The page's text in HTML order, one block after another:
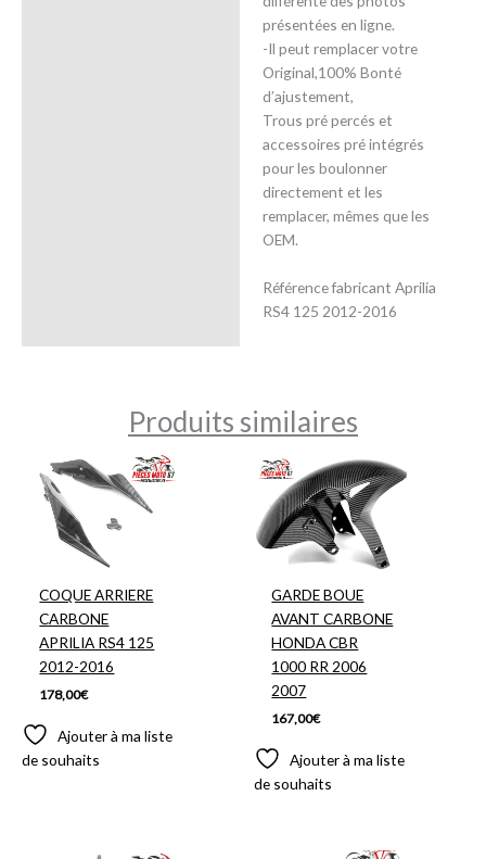
présentées en ligne.
-Il peut remplacer votre
Original,100% Bonté
d’ajustement,
Trous pré percés et
accessoires pré intégrés
pour les boulonner
directement et les
remplacer, mêmes que les
OEM.
Référence fabricant Aprilia
RS4 125 2012-2016
Produits similaires
COQUE ARRIERE
CARBONE
APRILIA RS4 125
2012-2016
178,00€
Ajouter à ma liste
de souhaits
GARDE BOUE
AVANT CARBONE
HONDA CBR
1000 RR 2006
2007
167,00€
Ajouter à ma liste
de souhaits